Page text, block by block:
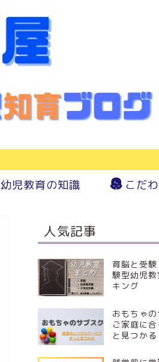
幼児教育の知識 こだ
人気記事
育脳と受
験型幼児
キング
おもちゃ
ご家庭に
と見つかる